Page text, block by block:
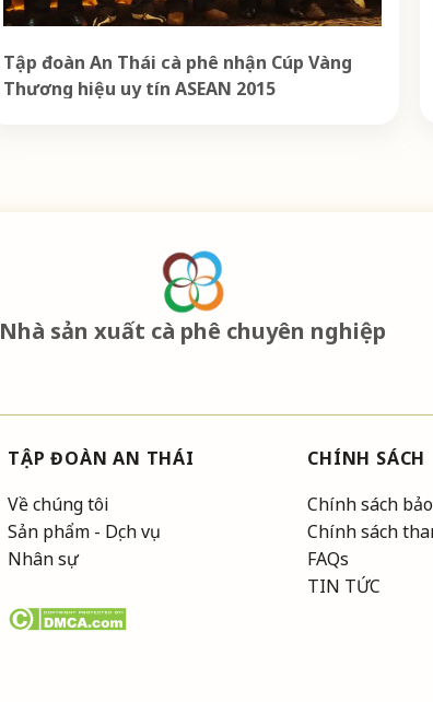
Tập đoàn An Thái cà phê nhận Cúp Vàng
Thương hiệu uy tín ASEAN 2015
Nhà sản xuất cà phê chuyên nghiệp
TẬP ĐOÀN AN THÁI
Về chúng tôi
Sản phẩm - Dịch vụ
Nhân sự
CHÍNH SÁCH
Chính sách
Chính sách
FAQs
TIN TỨC